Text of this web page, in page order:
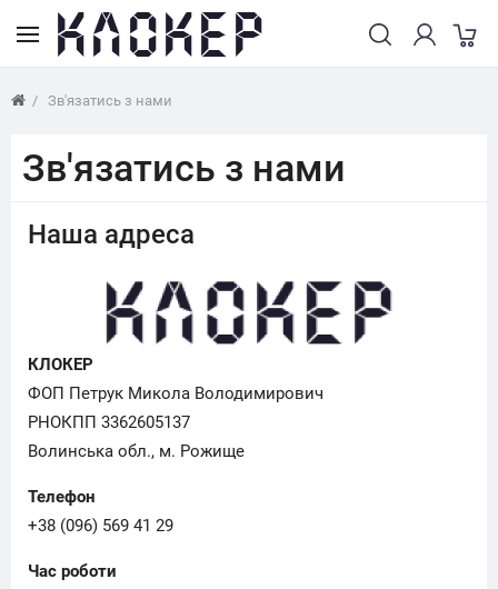
Зв'язатись з нами
Зв'язатись з нами
Наша адреса
КЛОКЕР
ФОП Петрук Микола Володимирович
РНОКПП 3362605137
Волинська обл., м. Рожище
Телефон
+38 (096) 569 41 29
Час роботи